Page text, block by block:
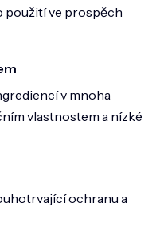
použití ve prospěch
v mnoha
vlastnostem a nízké
ochranu a